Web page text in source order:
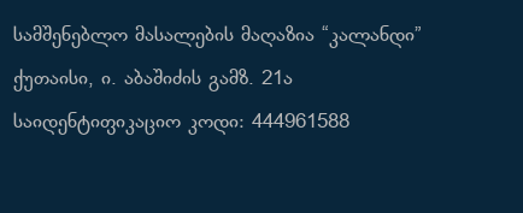
სამშენებლო მასალების მაღაზია “კალანდი”
ქუთაისი, ი. აბაშიძის გამზ. 21ა
საიდენტიფიკაციო კოდი: 444961588